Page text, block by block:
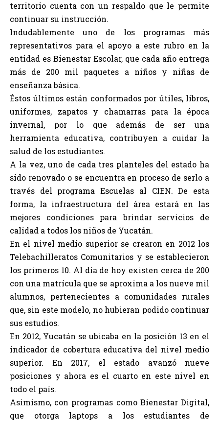
territorio cuenta con un respaldo que le permite
continuar su instrucción.
Indudablemente uno de los programas más
representativos para el apoyo a este rubro en la
entidad es Bienestar Escolar, que cada año entrega
más de 200 mil paquetes a niños y niñas de
enseñanza básica.
Éstos últimos están conformados por útiles, libros,
uniformes, zapatos y chamarras para la época
invernal, por lo que además de ser una
herramienta educativa, contribuyen a cuidar la
salud de los estudiantes.
A la vez, uno de cada tres planteles del estado ha
sido renovado o se encuentra en proceso de serlo a
través del programa Escuelas al CIEN. De esta
forma, la infraestructura del área estará en las
mejores condiciones para brindar servicios de
calidad a todos los niños de Yucatán.
En el nivel medio superior se crearon en 2012 los
Telebachilleratos Comunitarios y se establecieron
los primeros 10. Al día de hoy existen cerca de 200
con una matrícula que se aproxima a los nueve mil
alumnos, pertenecientes a comunidades rurales
que, sin este modelo, no hubieran podido continuar
sus estudios.
En 2012, Yucatán se ubicaba en la posición 13 en el
indicador de cobertura educativa del nivel medio
superior. En 2017, el estado avanzó nueve
posiciones y ahora es el cuarto en este nivel en
todo el país.
Asimismo, con programas como Bienestar Digital,
que otorga laptops a los estudiantes de